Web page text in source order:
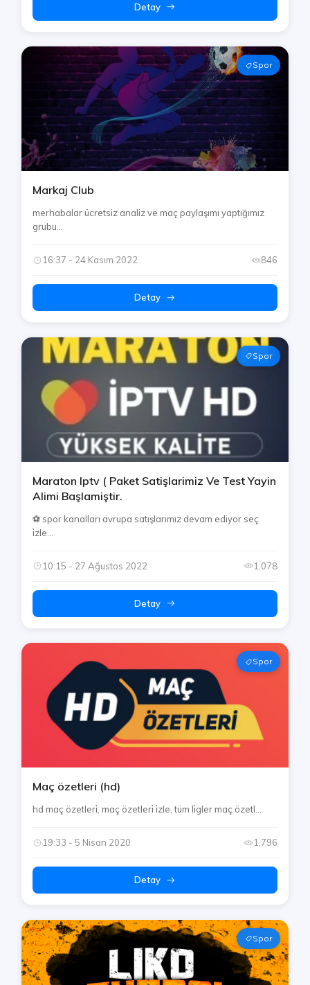
Detay
Spor
Markaj Club
merhabalar ücretsiz analiz ve maç paylaşımı yaptığımız
grubu...
16:37 - 24 Kasım 2022 846
Detay
Spor
Maraton Iptv ( Paket Satişlarimiz Ve Test Yayin
Alimi Başlamiştir.
⚽️ spor kanalları avrupa satışlarımız devam ediyor seç
i̇zle...
10:15 - 27 Ağustos 2022 1.078
Detay
Spor
Maç özetleri (hd)
hd maç özetleri̇, maç özetleri̇ i̇zle, tüm li̇gler maç özetl...
19:33 - 5 Nisan 2020 1.796
Detay
Spor